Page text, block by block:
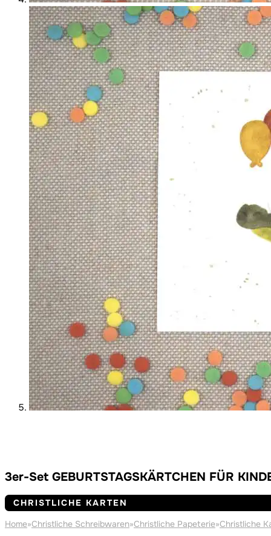
3er-Set GEBURTSTAGSKÄRTCHEN FÜR
CHRISTLICHE KARTEN
Home»Christliche Schreibwaren»Christliche Papeterie»Christliche